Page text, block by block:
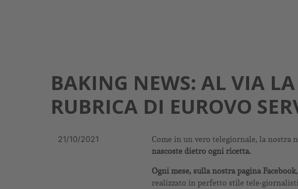
BAKING NEWS: AL VIA
RUBRICA DI EUROVO
21/10/2021 Come in un vero telegiornale, la nostra
nascoste dietro ogni ricetta.
Ogni mese, sulla nostra pagina Facebook
realizzato in perfetto stile tele-